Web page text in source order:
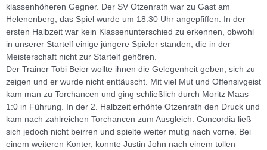
klassenhöheren Gegner. Der SV Otzenrath war zu Gast am
Helenenberg, das Spiel wurde um 18:30 Uhr angepfiffen. In der
ersten Halbzeit war kein Klassenunterschied zu erkennen, obwohl
in unserer Startelf einige jüngere Spieler standen, die in der
Meisterschaft nicht zur Startelf gehören.
Der Trainer Tobi Beier wollte ihnen die Gelegenheit geben, sich zu
zeigen und er wurde nicht enttäuscht. Mit viel Mut und Offensivgeist
kam man zu Torchancen und ging schließlich durch Moritz Maas
1:0 in Führung. In der 2. Halbzeit erhöhte Otzenrath den Druck und
kam nach zahlreichen Torchancen zum Ausgleich. Concordia ließ
sich jedoch nicht beirren und spielte weiter mutig nach vorne. Bei
einem weiteren Konter, konnte Justin John nach einem tollen